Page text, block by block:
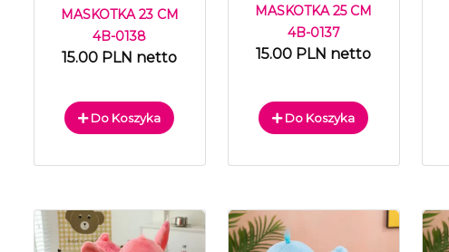
MASKOTKA 23 CM
4B-0138
15.00 PLN netto
Do Koszyka
MASKOTKA 25 CM
4B-0137
15.00 PLN netto
Do Koszyka